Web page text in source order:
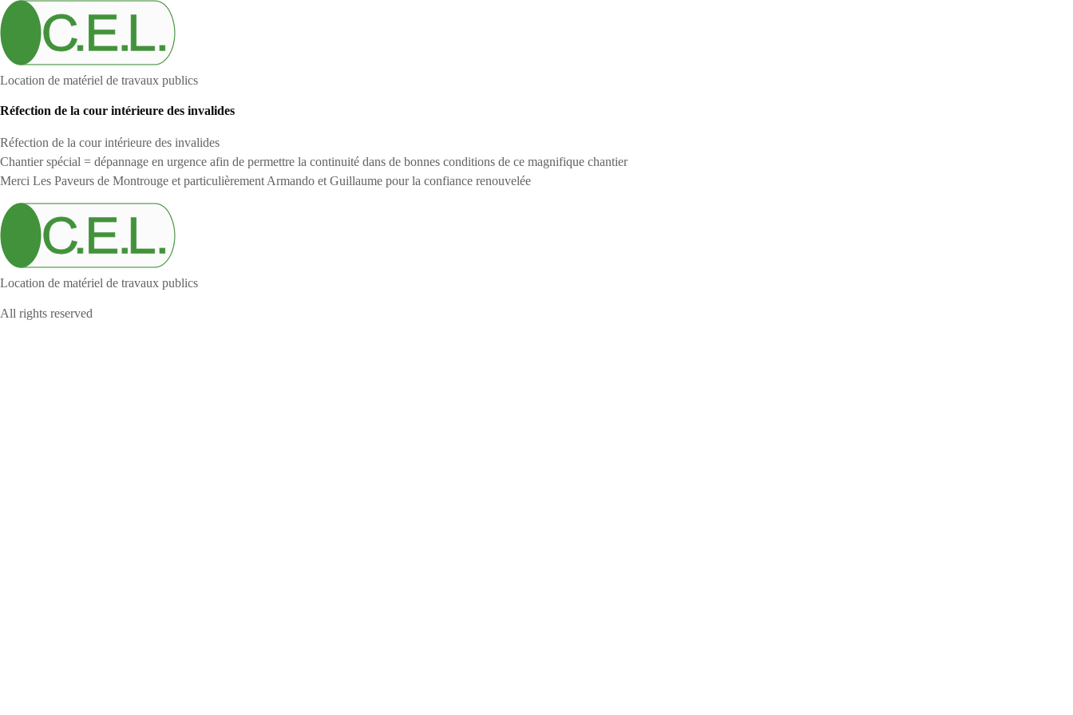
Location de matériel de travaux publics
Réfection de la cour intérieure des invalides
Réfection de la cour intérieure des invalides
Chantier spécial = dépannage en urgence afin de permettre la continuité dans de bonnes conditions de ce magnifique chantier
Merci Les Paveurs de Montrouge et particulièrement Armando et Guillaume pour la confiance renouvelée
Location de matériel de travaux publics
All rights reserved